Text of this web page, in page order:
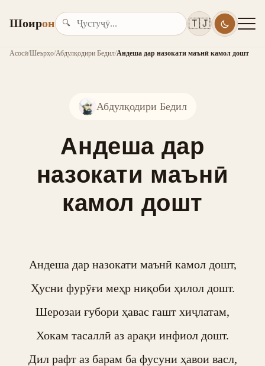
Шоирон 🔍 🇹🇯
Асосӣ/Шеърҳо/Абдулқодири Бедил/Андеша дар назокати маънӣ камол дошт
Абдулқодири Бедил
Андеша дар
назокати маънӣ
камол дошт
Андеша дар назокати маънӣ камол дошт,
Ҳусни фурӯғи меҳр ниқоби ҳилол дошт.
Шерозаи ғубори ҳавас гашт хиҷлатам,
Хокам тасаллӣ аз арақи инфиол дошт.
Дил рафт аз барам ба фусуни ҳавои васл,